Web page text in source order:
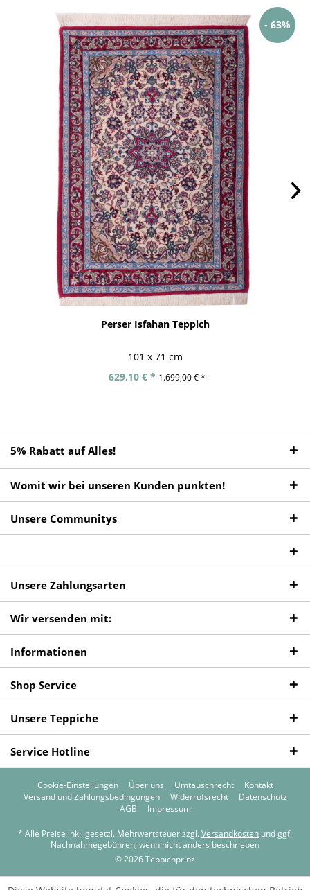
- 63%
Perser Isfahan Teppich
101 x 71 cm
629,10 € * 1.699,00 € *
5% Rabatt auf Alles!
Womit wir bei unseren Kunden punkten!
Unsere Communitys
Unsere Zahlungsarten
Wir versenden mit:
Informationen
Shop Service
Unsere Teppiche
Service Hotline
Cookie-Einstellungen Über uns Umtauschrecht
Kontakt
Versand und Zahlungsbedingungen
Widerrufsrecht
Datenschutz
AGB
Impressum
* Alle Preise inkl. gesetzl. Mehrwertsteuer zzgl. Versandkosten und ggf.
Nachnahmegebühren, wenn nicht anders beschrieben
© 2026 Teppichprinz